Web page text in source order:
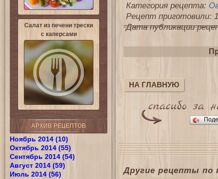
Салат из печени трески
с каперсами
АРХИВ РЕЦЕПТОВ
Ноябрь 2014 (10)
Октябрь 2014 (55)
Сентябрь 2014 (54)
Август 2014 (59)
Июль 2014 (56)
Категория рецепта:
Рецепт приготовили:
Дата публикации
НА ГЛАВНУЮ
Другие рецепты по